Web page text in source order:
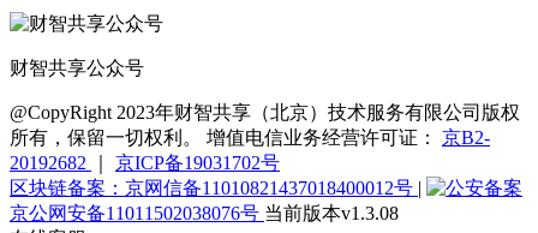
财智共享公众号
@CopyRight 2023年财智共享（北京）技术服务有限公司版权
所有，保留一切权利。 增值电信业务经营许可证： 京B2-
20192682
京ICP备19031702号
区块链备案：京网信备11010821437018400012号 |
京公网安备11011502038076号 当前版本v1.3.08